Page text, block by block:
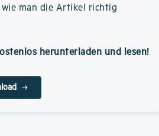
wie man die Artikel richtig
herunterladen und lesen!